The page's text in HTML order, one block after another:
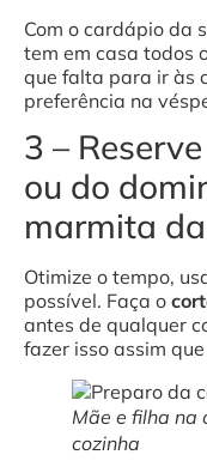
Com o cardápio da
tem em casa todos
que falta para ir às
preferência na
3 –
ou do
marmita
Otimize o tempo,
possível. Faça o
antes de qualquer
fazer isso assim
Mãe e filha na
cozinha